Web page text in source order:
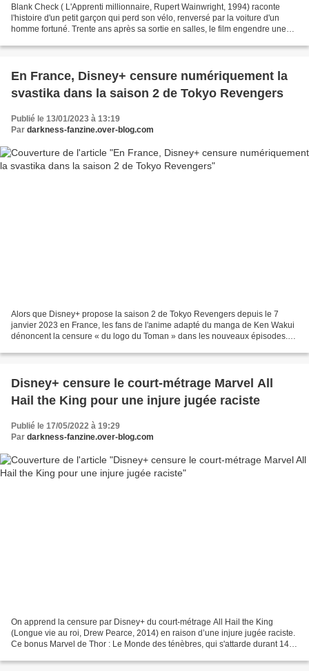
Blank Check ( L'Apprenti millionnaire, Rupert Wainwright, 1994) raconte
l'histoire d'un petit garçon qui perd son vélo, renversé par la voiture d'un
homme fortuné. Trente ans après sa sortie en salles, le film engendre une
En France, Disney+ censure numériquement la
svastika dans la saison 2 de Tokyo Revengers
Publié le 13/01/2023 à 13:19
Par darkness-fanzine.over-blog.com
Alors que Disney+ propose la saison 2 de Tokyo Revengers depuis le 7
janvier 2023 en France, les fans de l'anime adapté du manga de Ken Wakui
dénoncent la censure « du logo du Toman » dans les nouveaux épisodes.
Disney+ censure le court-métrage Marvel All
Hail the King pour une injure jugée raciste
Publié le 17/05/2022 à 19:29
Par darkness-fanzine.over-blog.com
On apprend la censure par Disney+ du court-métrage All Hail the King
(Longue vie au roi, Drew Pearce, 2014) en raison d’une injure jugée raciste.
Ce bonus Marvel de Thor : Le Monde des ténèbres, qui s'attarde durant 14